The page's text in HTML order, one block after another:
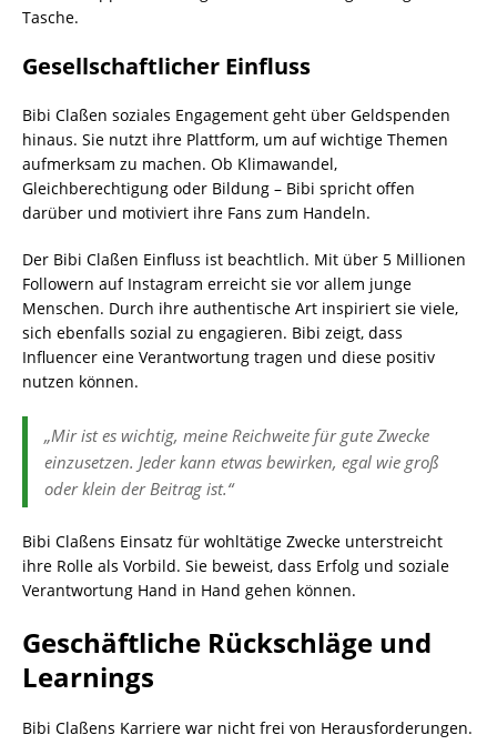
Tasche.
Gesellschaftlicher Einfluss
Bibi Claßen soziales Engagement geht über Geldspenden
hinaus. Sie nutzt ihre Plattform, um auf wichtige Themen
aufmerksam zu machen. Ob Klimawandel,
Gleichberechtigung oder Bildung – Bibi spricht offen
darüber und motiviert ihre Fans zum Handeln.
Der Bibi Claßen Einfluss ist beachtlich. Mit über 5 Millionen
Followern auf Instagram erreicht sie vor allem junge
Menschen. Durch ihre authentische Art inspiriert sie viele,
sich ebenfalls sozial zu engagieren. Bibi zeigt, dass
Influencer eine Verantwortung tragen und diese positiv
nutzen können.
„Mir ist es wichtig, meine Reichweite für gute Zwecke
einzusetzen. Jeder kann etwas bewirken, egal wie groß
oder klein der Beitrag ist.“
Bibi Claßens Einsatz für wohltätige Zwecke unterstreicht
ihre Rolle als Vorbild. Sie beweist, dass Erfolg und soziale
Verantwortung Hand in Hand gehen können.
Geschäftliche Rückschläge und
Learnings
Bibi Claßens Karriere war nicht frei von Herausforderungen.